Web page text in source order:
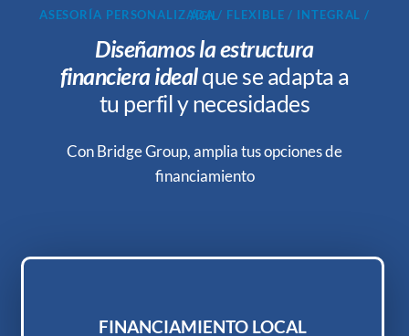
ASESORÍA PERSONALIZADA / FLEXIBLE / INTEGRAL / ÁGIL
Diseñamos la estructura
financiera idealque se adapta a
tu perfil y necesidades
Con Bridge Group, amplia tus opciones de
financiamiento
FINANCIAMIENTO LOCAL